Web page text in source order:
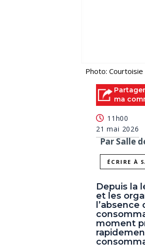
Photo:
ma
11h00
21 mai 2026
Par Salle
ÉCRIRE À
Depuis la
et les
moment